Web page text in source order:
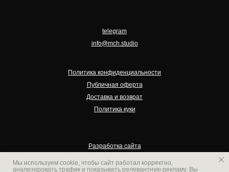
Мы используем cookie, чтобы сайт работал корректно,
анализировать трафик и показывать релевантную рекламу. Вы
telegram
info@mch.studio
Политика конфиденциальности
Публичная оферта
Доставка и возврат
Политика куки
Разработка сайта
Сopyright 2025